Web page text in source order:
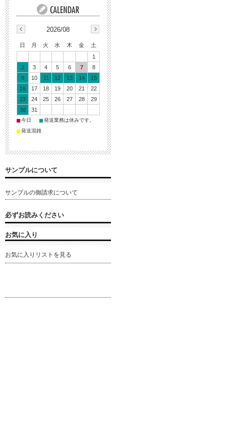
2026/08
日 月 火 水 木 金
土
1
2
3 4 5 6 7
8
9
10 11 12 13 14
15
16
17 18 19 20 21
22
23
24 25 26 27 28
29
30
31
■今日 ■発送業務は休みです。
■発送混雑
サンプルについて
サンプルの御請求について
必ずお読みください
お気に入り
お気に入りリストを見る